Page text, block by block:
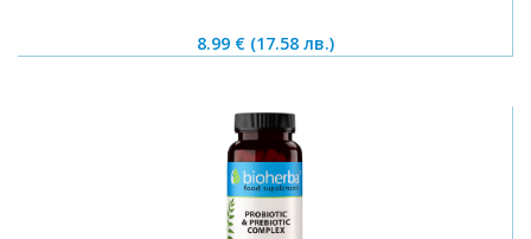
8.99 € (17.58 лв.)